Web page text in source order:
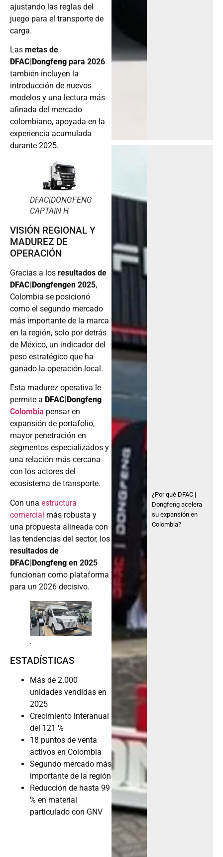
ajustando las reglas del
juego para el transporte de
carga.
Las metas de
DFAC|Dongfeng para 2026
también incluyen la
introducción de nuevos
modelos y una lectura más
afinada del mercado
colombiano, apoyada en la
experiencia acumulada
durante 2025.
DFAC|DONGFENG
CAPTAIN H
VISIÓN REGIONAL Y
MADUREZ DE
OPERACIÓN
Gracias a los resultados de
DFAC|Dongfengen 2025,
Colombia se posicionó
como el segundo mercado
más importante de la marca
en la región, solo por detrás
de México, un indicador del
peso estratégico que ha
ganado la operación local.
Esta madurez operativa le
permite a DFAC|Dongfeng
Colombia pensar en
expansión de portafolio,
mayor penetración en
segmentos especializados y
una relación más cercana
con los actores del
ecosistema de transporte.
Con una estructura
comercial más robusta y
una propuesta alineada con
las tendencias del sector, los
resultados de
DFAC|Dongfeng en 2025
funcionan como plataforma
para un 2026 decisivo.
.
ESTADÍSTICAS
Más de 2.000
unidades vendidas en
2025
Crecimiento interanual
del 121 %
18 puntos de venta
activos en Colombia
Segundo mercado más
importante de la región
Reducción de hasta 99
% en material
particulado con GNV
¿Por qué DFAC |
Dongfeng acelera
su expansión en
Colombia?